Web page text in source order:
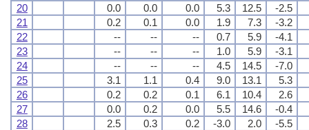
20
0.0 0.0 0.0 5.3 12.5
-2.5
21
0.2 0.1 0.0 1.9 7.3
-3.2
22
-- -- -- 0.7 5.9
-4.1
23
-- -- -- 1.0 5.9
-3.1
24
-- -- -- 4.5 14.5
-7.0
25
3.1 1.1 0.4 9.0 13.1
5.3
26
0.2 0.2 0.1 6.1 10.4
2.6
27
0.0 0.2 0.0 5.5 14.6
-0.4
28
2.5 0.3 0.2 -3.0 2.0 -5.5